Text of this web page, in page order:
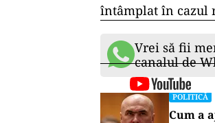
întâmplat în cazul
Vrei să fii
canalul de
POLITICĂ
Cum a